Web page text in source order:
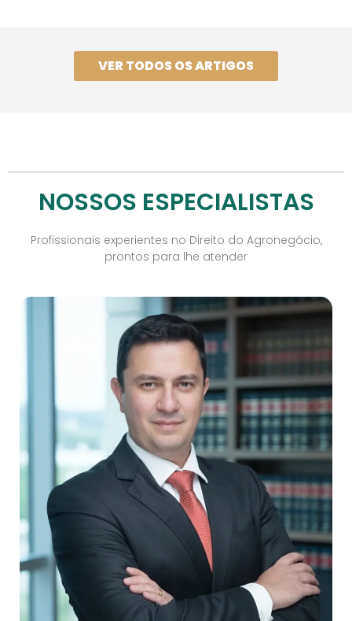
VER TODOS OS ARTIGOS
NOSSOS ESPECIALISTAS
Profissionais experientes no Direito do Agronegócio,
prontos para lhe atender